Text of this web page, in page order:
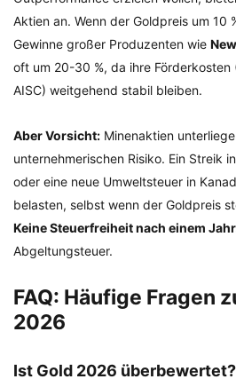
Aktien an. Wenn der Goldpreis um 10
Gewinne großer Produzenten wie
oft um 20-30 %, da ihre Förderkosten
AISC) weitgehend stabil bleiben.
Aber Vorsicht: Minenaktien
unternehmerischen Risiko. Ein Streik
oder eine neue Umweltsteuer in
belasten, selbst wenn der Goldpreis
Keine Steuerfreiheit nach einem
Abgeltungsteuer.
FAQ: Häufige Fragen
2026
Ist Gold 2026 überbewertet?